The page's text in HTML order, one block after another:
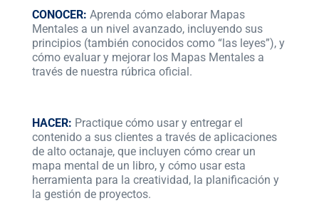
CONOCER: Aprenda cómo elaborar Mapas
Mentales a un nivel avanzado, incluyendo sus
principios (también conocidos como “las leyes”), y
cómo evaluar y mejorar los Mapas Mentales a
través de nuestra rúbrica oficial.
HACER: Practique cómo usar y entregar el
contenido a sus clientes a través de aplicaciones
de alto octanaje, que incluyen cómo crear un
mapa mental de un libro, y cómo usar esta
herramienta para la creatividad, la planificación y
la gestión de proyectos.